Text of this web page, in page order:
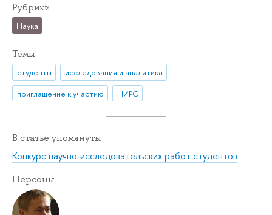
Рубрики
Наука
Темы
студенты
исследования и аналитика
приглашение к участию
НИРС
В статье упомянуты
Конкурс научно-исследовательских работ студентов
Персоны